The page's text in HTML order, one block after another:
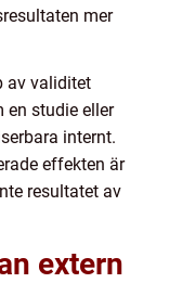
mer
av validitet
en studie eller
internt.
effekten är
resultatet av
extern